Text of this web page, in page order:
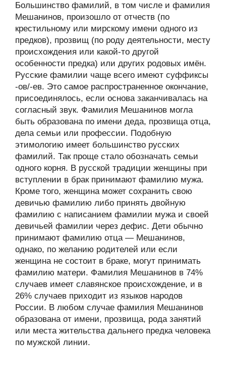
Большинство фамилий, в том числе и фамилия
Мешанинов, произошло от отчеств (по
крестильному или мирскому имени одного из
предков), прозвищ (по роду деятельности, месту
происхождения или какой-то другой
особенности предка) или других родовых имён.
Русские фамилии чаще всего имеют суффиксы
-ов/-ев. Это самое распространенное окончание,
присоединялось, если основа заканчивалась на
согласный звук. Фамилия Мешанинов могла
быть образована по имени деда, прозвища отца,
дела семьи или профессии. Подобную
этимологию имеет большинство русских
фамилий. Так проще стало обозначать семьи
одного корня. В русской традиции женщины при
вступлении в брак принимают фамилию мужа.
Кроме того, женщина может сохранить свою
девичью фамилию либо принять двойную
фамилию с написанием фамилии мужа и своей
девичьей фамилии через дефис. Дети обычно
принимают фамилию отца — Мешанинов,
однако, по желанию родителей или если
женщина не состоит в браке, могут принимать
фамилию матери. Фамилия Мешанинов в 74%
случаев имеет славянское происхождение, и в
26% случаев приходит из языков народов
России. В любом случае фамилия Мешанинов
образована от имени, прозвища, рода занятий
или места жительства дальнего предка человека
по мужской линии.